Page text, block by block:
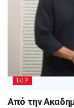
TOP
Από την